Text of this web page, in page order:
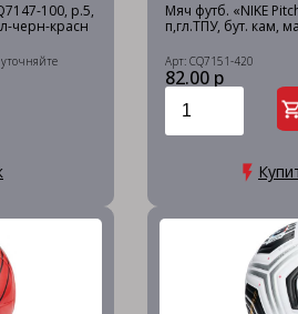
100, р.5,
черн-красн
Мяч футб. «NIKE
п,гл.ТПУ, бут. кам,
Арт: CQ7151-420
82.00 р